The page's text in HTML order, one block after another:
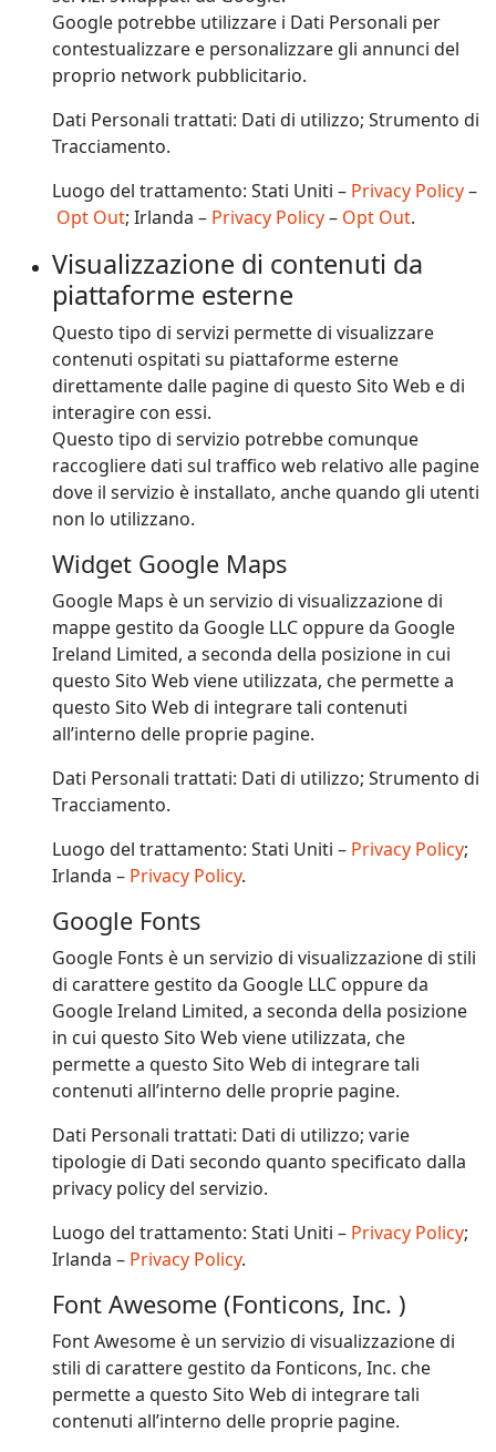
Google potrebbe utilizzare i Dati Personali per
contestualizzare e personalizzare gli annunci del
proprio network pubblicitario.
Dati Personali trattati: Dati di utilizzo; Strumento di
Tracciamento.
Luogo del trattamento: Stati Uniti – Privacy Policy–
Opt Out; Irlanda – Privacy Policy– Opt Out.
Visualizzazione di contenuti da
piattaforme esterne
Questo tipo di servizi permette di visualizzare
contenuti ospitati su piattaforme esterne
direttamente dalle pagine di questo Sito Web e di
interagire con essi.
Questo tipo di servizio potrebbe comunque
raccogliere dati sul traffico web relativo alle pagine
dove il servizio è installato, anche quando gli utenti
non lo utilizzano.
Widget Google Maps
Google Maps è un servizio di visualizzazione di
mappe gestito da Google LLC oppure da Google
Ireland Limited, a seconda della posizione in cui
questo Sito Web viene utilizzata, che permette a
questo Sito Web di integrare tali contenuti
all’interno delle proprie pagine.
Dati Personali trattati: Dati di utilizzo; Strumento di
Tracciamento.
Luogo del trattamento: Stati Uniti – Privacy Policy;
Irlanda – Privacy Policy.
Google Fonts
Google Fonts è un servizio di visualizzazione di stili
di carattere gestito da Google LLC oppure da
Google Ireland Limited, a seconda della posizione
in cui questo Sito Web viene utilizzata, che
permette a questo Sito Web di integrare tali
contenuti all’interno delle proprie pagine.
Dati Personali trattati: Dati di utilizzo; varie
tipologie di Dati secondo quanto specificato dalla
privacy policy del servizio.
Luogo del trattamento: Stati Uniti – Privacy Policy;
Irlanda – Privacy Policy.
Font Awesome (Fonticons, Inc. )
Font Awesome è un servizio di visualizzazione di
stili di carattere gestito da Fonticons, Inc. che
permette a questo Sito Web di integrare tali
contenuti all’interno delle proprie pagine.